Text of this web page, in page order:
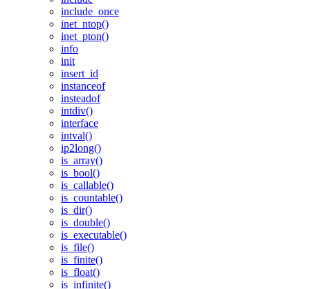
include_once
inet_ntop()
inet_pton()
info
init
insert_id
instanceof
insteadof
intdiv()
interface
intval()
ip2long()
is_array()
is_bool()
is_callable()
is_countable()
is_dir()
is_double()
is_executable()
is_file()
is_finite()
is_float()
is_infinite()